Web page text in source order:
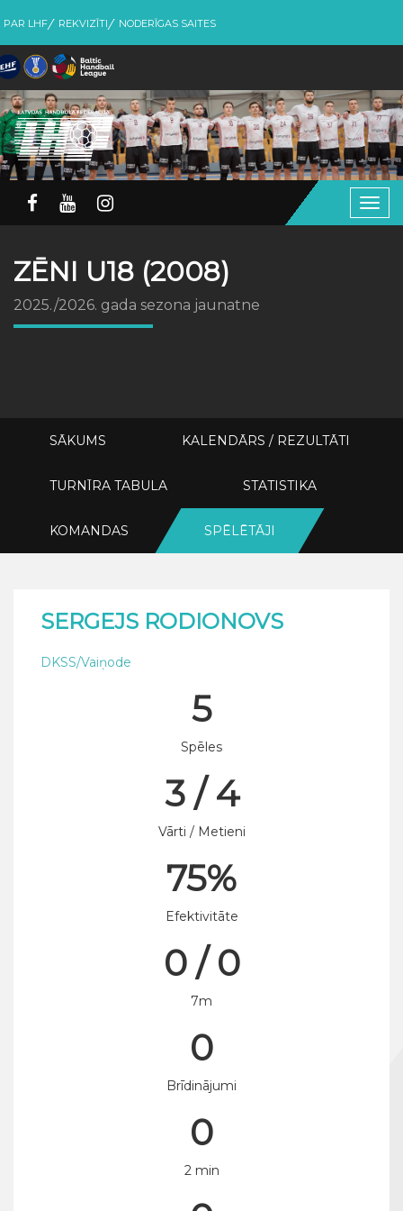
PAR LHF REKVIZĪTI NODERĪGAS SAITES
ZĒNI U18 (2008)
2025./2026. gada sezona jaunatne
SĀKUMS KALENDĀRS / REZULTĀTI
TURNĪRA TABULA STATISTIKA
KOMANDAS SPĒLĒTĀJI
SERGEJS RODIONOVS
DKSS/Vaiņode
5
Spēles
3 / 4
Vārti / Metieni
75%
Efektivitāte
0 / 0
7m
0
Brīdinājumi
0
2 min